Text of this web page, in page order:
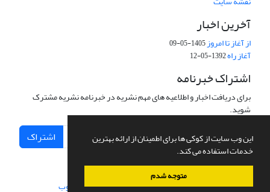
این وب سایت از کوکی ها برای اطمینان از ارائه بهترین
خدمات استفاده می کند.
متوجه شدم
آخرین اخبار
از آغاز تا امروز1405-05-09
آغاز راه1392-05-12
اشتراک خبرنامه
برای دریافت اخبار و اطلاعیه های مهم نشریه در خبرنامه نشریه مشترک
شوید.
اشتراک
سامانه مدیریت نشریات علمی.طراحی و پیاده سازی از سیناوب